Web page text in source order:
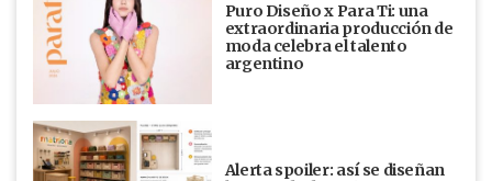
Puro Diseño x Para Ti: una
extraordinaria producción de
moda celebra el talento
argentino
Alerta spoiler: así se diseñan